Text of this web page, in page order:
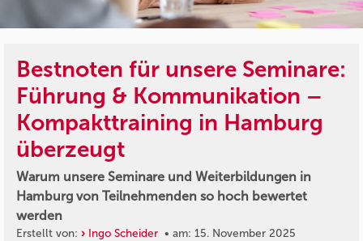
Bestnoten für unsere Seminare:
Führung & Kommunikation –
Kompakttraining in Hamburg
überzeugt
Warum unsere Seminare und Weiterbildungen in
Hamburg von Teilnehmenden so hoch bewertet
werden
Erstellt von: Ingo Scheider • am: 15. November 2025